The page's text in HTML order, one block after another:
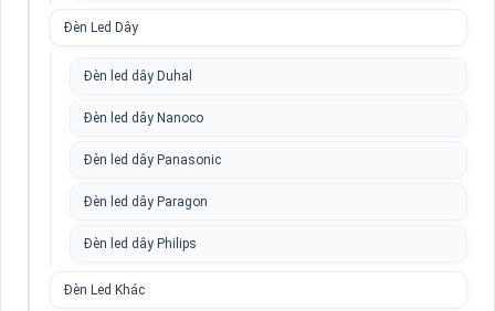
Đèn Led Dây
Đèn led dây Duhal
Đèn led dây Nanoco
Đèn led dây Panasonic
Đèn led dây Paragon
Đèn led dây Philips
Đèn Led Khác